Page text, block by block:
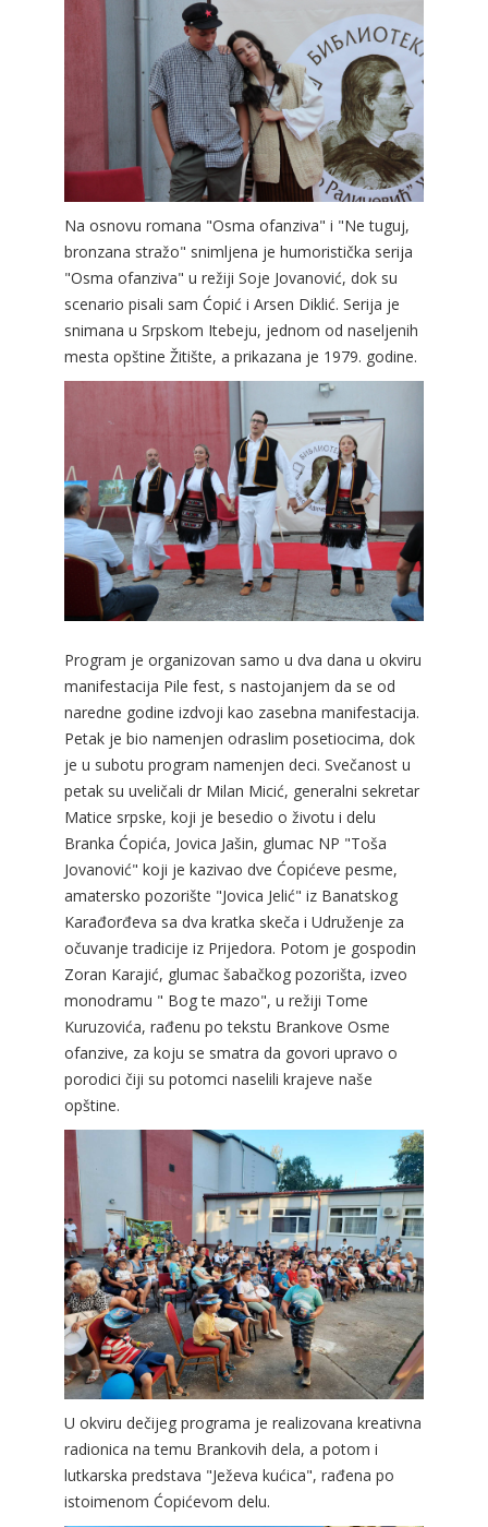
Na osnovu romana "Osma ofanziva" i "Ne tuguj,
bronzana stražo" snimljena je humoristička serija
"Osma ofanziva" u režiji Soje Jovanović, dok su
scenario pisali sam Ćopić i Arsen Diklić. Serija je
snimana u Srpskom Itebeju, jednom od naseljenih
mesta opštine Žitište, a prikazana je 1979. godine.
Program je organizovan samo u dva dana u okviru
manifestacija Pile fest, s nastojanjem da se od
naredne godine izdvoji kao zasebna manifestacija.
Petak je bio namenjen odraslim posetiocima, dok
je u subotu program namenjen deci. Svečanost u
petak su uveličali dr Milan Micić, generalni sekretar
Matice srpske, koji je besedio o životu i delu
Branka Ćopića, Jovica Jašin, glumac NP "Toša
Jovanović" koji je kazivao dve Ćopićeve pesme,
amatersko pozorište "Jovica Jelić" iz Banatskog
Karađorđeva sa dva kratka skeča i Udruženje za
očuvanje tradicije iz Prijedora. Potom je gospodin
Zoran Karajić, glumac šabačkog pozorišta, izveo
monodramu " Bog te mazo", u režiji Tome
Kuruzovića, rađenu po tekstu Brankove Osme
ofanzive, za koju se smatra da govori upravo o
porodici čiji su potomci naselili krajeve naše
opštine.
U okviru dečijeg programa je realizovana kreativna
radionica na temu Brankovih dela, a potom i
lutkarska predstava "Ježeva kućica", rađena po
istoimenom Ćopićevom delu.